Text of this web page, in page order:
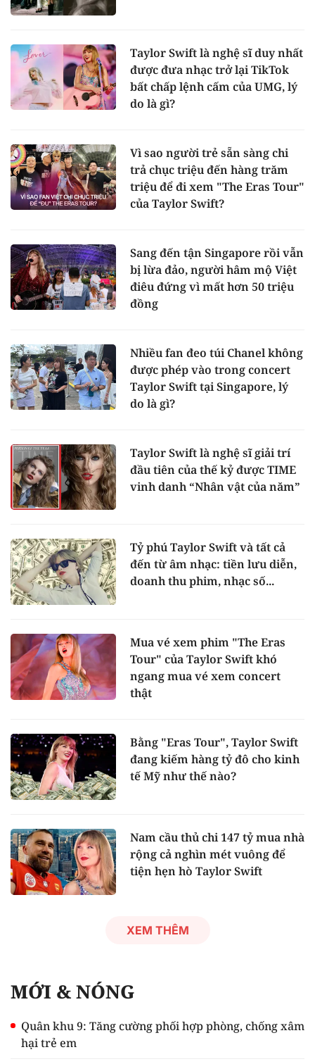
Taylor Swift là nghệ sĩ duy nhất
được đưa nhạc trở lại TikTok
bất chấp lệnh cấm của UMG, lý
do là gì?
Vì sao người trẻ sẵn sàng chi
trả chục triệu đến hàng trăm
triệu để đi xem "The Eras Tour"
của Taylor Swift?
Sang đến tận Singapore rồi vẫn
bị lừa đảo, người hâm mộ Việt
điêu đứng vì mất hơn 50 triệu
đồng
Nhiều fan đeo túi Chanel không
được phép vào trong concert
Taylor Swift tại Singapore, lý
do là gì?
Taylor Swift là nghệ sĩ giải trí
đầu tiên của thế kỷ được TIME
vinh danh “Nhân vật của năm”
Tỷ phú Taylor Swift và tất cả
đến từ âm nhạc: tiền lưu diễn,
doanh thu phim, nhạc số...
Mua vé xem phim "The Eras
Tour" của Taylor Swift khó
ngang mua vé xem concert
thật
Bằng "Eras Tour", Taylor Swift
đang kiếm hàng tỷ đô cho kinh
tế Mỹ như thế nào?
Nam cầu thủ chi 147 tỷ mua nhà
rộng cả nghìn mét vuông để
tiện hẹn hò Taylor Swift
XEM THÊM
MỚI & NÓNG
Quân khu 9: Tăng cường phối hợp phòng, chống xâm
hại trẻ em